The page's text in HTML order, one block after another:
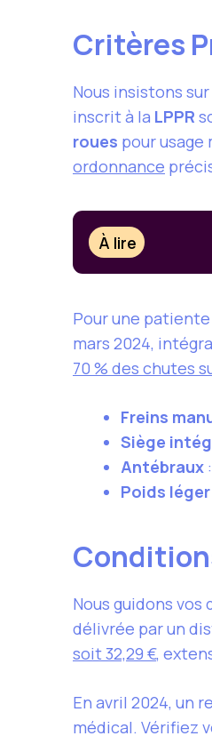
Critères
Nous insistons
inscrit à la LPPR
roues pour usage
ordonnance
À lire
Pour une
mars 2024,
70 % des chutes
Freins
Siège
Antébraux
Poids léger
Nous guidons
délivrée par un
soit 32,29 €,
En avril 2024, un
médical. Vérifiez